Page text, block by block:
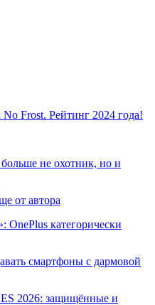
Frost. Рейтинг 2024 года!
не охотник, но и
от автора
OnePlus категорически
смартфоны с дармовой
2026: защищённые и